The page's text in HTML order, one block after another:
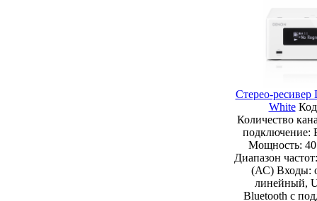
Стерео-
White
Количество
подключение:
Мощность:
Диапазон
(АС) Входы:
линейный,
Bluetooth с